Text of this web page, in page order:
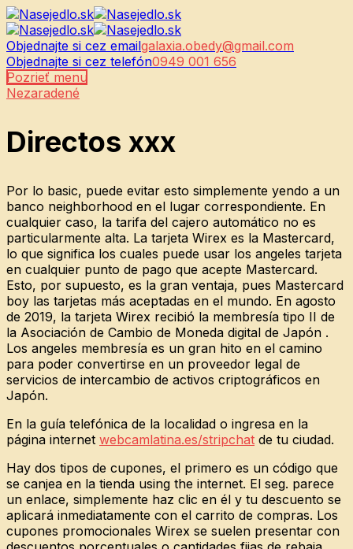
Objednajte si cez emailgalaxia.obedy@gmail.com
Objednajte si cez telefón0949 001 656
Pozrieť menu
Nezaradené
Directos xxx
Por lo basic, puede evitar esto simplemente yendo a un
banco neighborhood en el lugar correspondiente. En
cualquier caso, la tarifa del cajero automático no es
particularmente alta. La tarjeta Wirex es la Mastercard,
lo que significa los cuales puede usar los angeles tarjeta
en cualquier punto de pago que acepte Mastercard.
Esto, por supuesto, es la gran ventaja, pues Mastercard
boy las tarjetas más aceptadas en el mundo. En agosto
de 2019, la tarjeta Wirex recibió la membresía tipo II de
la Asociación de Cambio de Moneda digital de Japón .
Los angeles membresía es un gran hito en el camino
para poder convertirse en un proveedor legal de
servicios de intercambio de activos criptográficos en
Japón.
En la guía telefónica de la localidad o ingresa en la
página internet webcamlatina.es/stripchat de tu ciudad.
Hay dos tipos de cupones, el primero es un código que
se canjea en la tienda using the internet. El seg. parece
un enlace, simplemente haz clic en él y tu descuento se
aplicará inmediatamente con el carrito de compras. Los
cupones promocionales Wirex se suelen presentar con